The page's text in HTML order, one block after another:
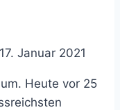
17. Januar 2021
Heute vor 25